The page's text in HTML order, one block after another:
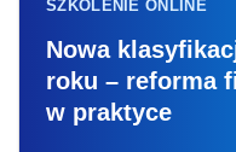
SZKOLENIE ONLINE
Nowa
roku – reforma
w praktyce